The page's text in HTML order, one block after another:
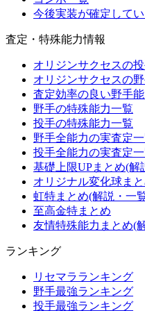
今後実装が確定して
査定・特殊能力情報
オリジンサクセスの
オリジンサクセスの
査定効率の良い野手
野手の特殊能力一覧
投手の特殊能力一覧
野手全能力の実査定
投手全能力の実査定
基礎上限UPまとめ(解
オリジナル変化球ま
虹特まとめ(解説・一
至高金特まとめ
友情特殊能力まとめ(
ランキング
リセマラランキング
野手最強ランキング
投手最強ランキング